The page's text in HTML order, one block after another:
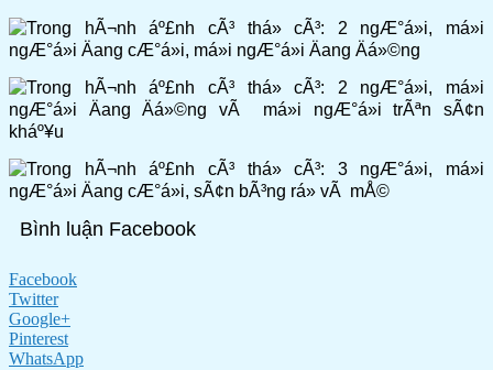
Bình luận Facebook
Facebook
Twitter
Google+
Pinterest
WhatsApp